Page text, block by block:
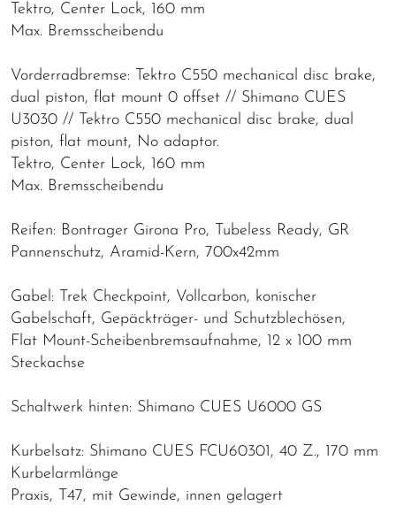
Tektro, Center Lock, 160 mm
Max. Bremsscheibendu
Vorderradbremse: Tektro C550 mechanical disc brake,
dual piston, flat mount 0 offset // Shimano CUES
U3030 // Tektro C550 mechanical disc brake, dual
piston, flat mount, No adaptor.
Tektro, Center Lock, 160 mm
Max. Bremsscheibendu
Reifen: Bontrager Girona Pro, Tubeless Ready, GR
Pannenschutz, Aramid-Kern, 700x42mm
Gabel: Trek Checkpoint, Vollcarbon, konischer
Gabelschaft, Gepäckträger- und Schutzblechösen,
Flat Mount-Scheibenbremsaufnahme, 12 x 100 mm
Steckachse
Schaltwerk hinten: Shimano CUES U6000 GS
Kurbelsatz: Shimano CUES FCU60301, 40 Z., 170 mm
Kurbelarmlänge
Praxis, T47, mit Gewinde, innen gelagert